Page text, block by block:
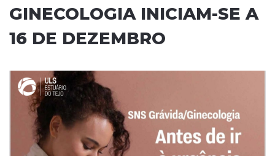
GINECOLOGIA INICIAM-SE A
16 DE DEZEMBRO